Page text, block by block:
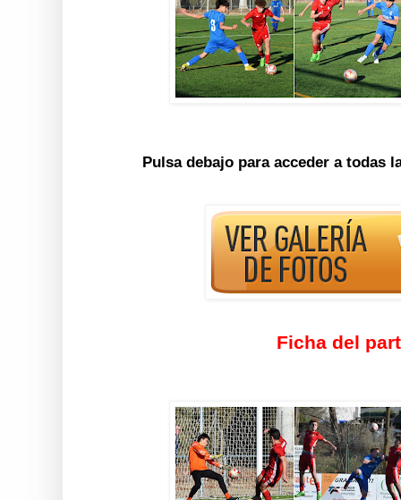
Pulsa debajo para acceder a todas
Ficha del